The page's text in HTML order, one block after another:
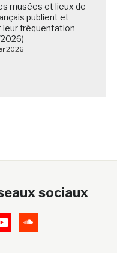
musées et lieux de
publient et
fréquentation
2026
sociaux